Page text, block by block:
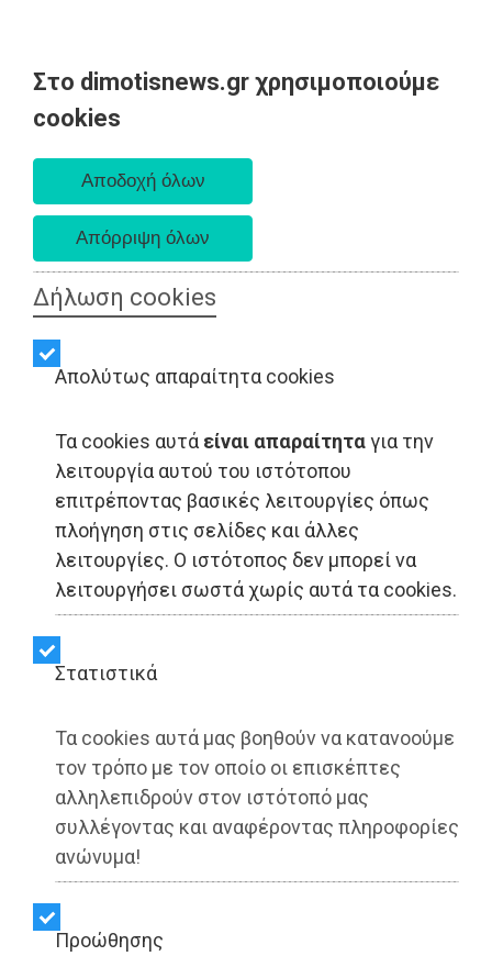
Στο dimotisnews.gr χρησιμοποιούμε
cookies
Δήλωση cookies
Απολύτως απαραίτητα cookies
Τα cookies αυτά είναι απαραίτηταγια την
λειτουργία αυτού του ιστότοπου
επιτρέποντας βασικές λειτουργίες όπως
πλοήγηση στις σελίδες και άλλες
λειτουργίες. Ο ιστότοπος δεν μπορεί να
λειτουργήσει σωστά χωρίς αυτά τα cookies.
Στατιστικά
Τα cookies αυτά μας βοηθούν να κατανοούμε
τον τρόπο με τον οποίο οι επισκέπτες
αλληλεπιδρούν στον ιστότοπό μας
συλλέγοντας και αναφέροντας πληροφορίες
ανώνυμα!
Προώθησης
LIFESTYLE - Ανατολική Αττική
Ψηφιακό Φροντιστήριο:
Μαθήματα όλο το
καλοκαίρι για τους
μαθητές της χώρας
(video)
Dimotisnews | 29/06/2026 - 19:17
▶️ Ακούστε το κείμενο